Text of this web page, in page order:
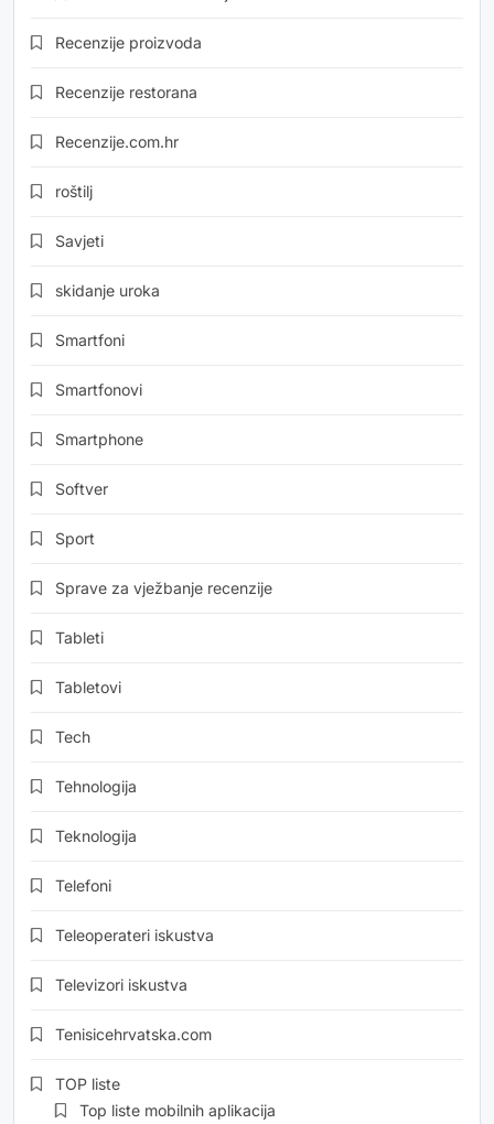
Recenzije proizvoda
Recenzije restorana
Recenzije.com.hr
roštilj
Savjeti
skidanje uroka
Smartfoni
Smartfonovi
Smartphone
Softver
Sport
Sprave za vježbanje recenzije
Tableti
Tabletovi
Tech
Tehnologija
Teknologija
Telefoni
Teleoperateri iskustva
Televizori iskustva
Tenisicehrvatska.com
TOP liste
Top liste mobilnih aplikacija